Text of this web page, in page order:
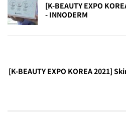
[K-BEAUTY EXPO
- INNODERM
[K-BEAUTY EXPO KOREA 2021]